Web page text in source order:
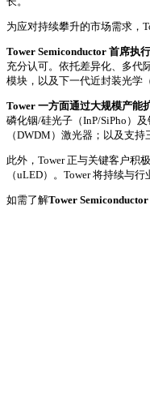
为应对持续攀升的市场需求，
Tower Semiconductor 首席执
充分认可。依托差异化、多代
模块，以及下一代近封装光学
Tower 一方面通过大规模产能
磷化铟/硅光子（InP/SiPho）
（DWDM）激光器；以及支
此外，Tower 正与关键客户积
（uLED）。Tower 将持续与
如需了解Tower